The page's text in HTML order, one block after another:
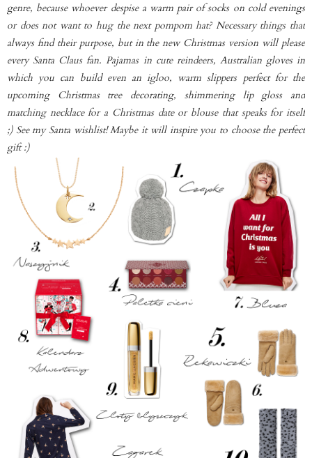
genre, because whoever despise a warm pair of socks on cold evenings
or does not want to hug the next pompom hat? Necessary things that
always find their purpose, but in the new Christmas version will please
every Santa Claus fan. Pajamas in cute reindeers, Australian gloves in
which you can build even an igloo, warm slippers perfect for the
upcoming Christmas tree decorating, shimmering lip gloss and
matching necklace for a Christmas date or blouse that speaks for itself
;) See my Santa wishlist! Maybe it will inspire you to choose the perfect
gift :)